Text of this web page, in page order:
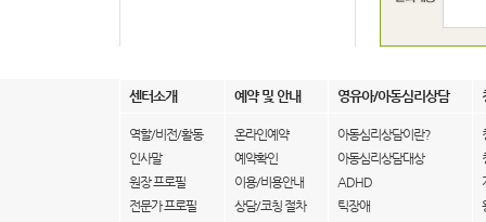
센터소개 예약 및 안내 영유아/아동심리상담
역할/비전/활동
인사말
원장 프로필
전문가 프로필
온라인예약
예약확인
이용/비용안내
상담/코칭 절차
아동심리상담이란?
아동심리상담대상
ADHD
틱장애